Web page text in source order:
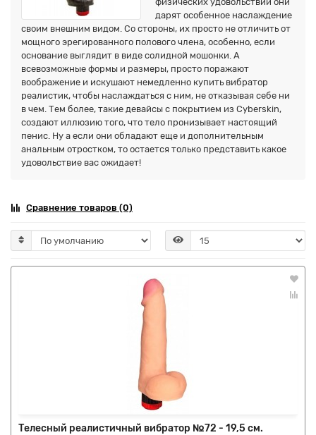
дарят особенное наслаждение
своим внешним видом. Со стороны, их просто не отличить от
мощного эрегированного полового члена, особенно, если
основание выглядит в виде солидной мошонки. А
всевозможные формы и размеры, просто поражают
воображение и искушают немедленно купить вибратор
реалистик, чтобы наслаждаться с ним, не отказывая себе ни
в чем. Тем более, такие девайсы с покрытием из Cyberskin,
создают иллюзию того, что тело пронизывает настоящий
пенис. Ну а если они обладают еще и дополнительным
анальным отростком, то остается только представить какое
удовольствие вас ожидает!
Сравнение товаров (0)
Телесный реалистичный вибратор №72 - 19,5 см.